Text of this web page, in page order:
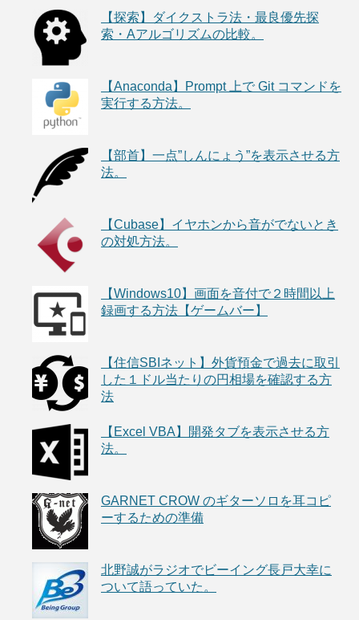
【探索】ダイクストラ法・最良優先探
索・Aアルゴリズムの比較。
【Anaconda】Prompt 上で Git コマンドを
実行する方法。
【部首】一点”しんにょう”を表示させる方
法。
【Cubase】イヤホンから音がでないとき
の対処方法。
【Windows10】画面を音付で２時間以上
録画する方法【ゲームバー】
【住信SBIネット】外貨預金で過去に取引
した１ドル当たりの円相場を確認する方
法
【Excel VBA】開発タブを表示させる方
法。
GARNET CROW のギターソロを耳コピ
ーするための準備
北野誠がラジオでビーイング長戸大幸に
ついて語っていた。